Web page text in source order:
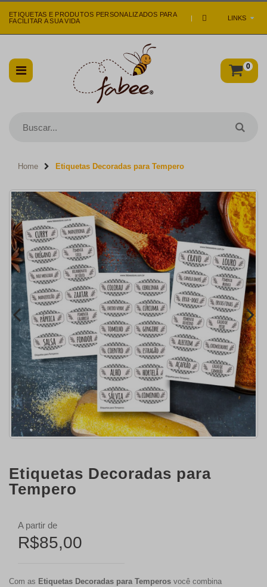
LINKS
ETIQUETAS E PRODUTOS PERSONALIZADOS PARA
FACILITAR A SUA VIDA
|
0
Home Etiquetas Decoradas para Tempero
Etiquetas Decoradas para
Tempero
A partir de
R$85,00
Com as Etiquetas Decoradas para Temperos você combina